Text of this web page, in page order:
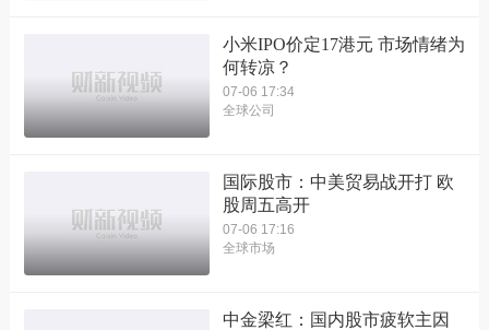
小米IPO价定17港元 市场情绪为
何转凉？
07-06 17:34
全球公司
国际股市：中美贸易战开打 欧
股周五高开
07-06 17:16
全球市场
中金梁红：国内股市疲软主因